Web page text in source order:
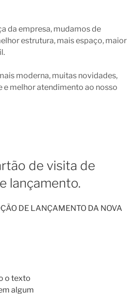
da empresa, mudamos de
estrutura, mais espaço, maior
moderna, muitas novidades,
melhor atendimento ao nosso
de visita de
lançamento.
DE LANÇAMENTO DA NOVA
o texto
algum